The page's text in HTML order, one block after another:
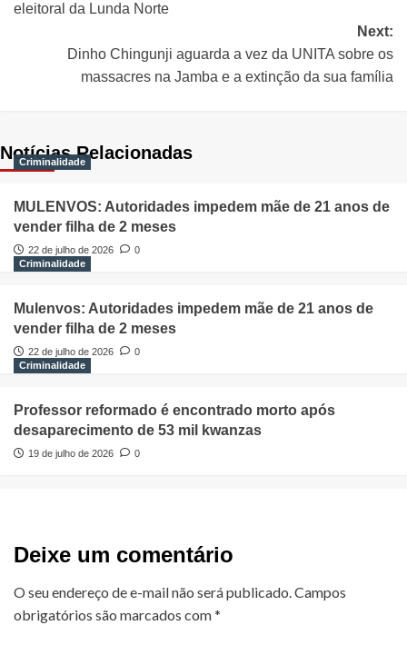
eleitoral da Lunda Norte
Next:
Dinho Chingunji aguarda a vez da UNITA sobre os
massacres na Jamba e a extinção da sua família
Notícias Relacionadas
Criminalidade
MULENVOS: Autoridades impedem mãe de 21 anos de
vender filha de 2 meses
22 de julho de 2026
0
Criminalidade
Mulenvos: Autoridades impedem mãe de 21 anos de
vender filha de 2 meses
22 de julho de 2026
0
Criminalidade
Professor reformado é encontrado morto após
desaparecimento de 53 mil kwanzas
19 de julho de 2026 0
Deixe um comentário
O seu endereço de e-mail não será publicado.Campos
obrigatórios são marcados com*